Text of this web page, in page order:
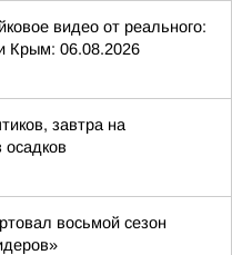
видео от реального:
Крым: 06.08.2026
завтра на
восьмой сезон